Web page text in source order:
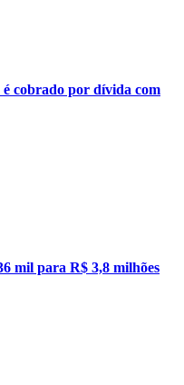
cobrado por dívida com
mil para R$ 3,8 milhões